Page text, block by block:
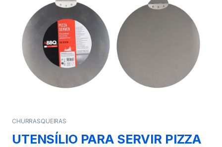
CHURRASQUEIRAS
UTENSÍLIO PARA SERVIR PIZZA